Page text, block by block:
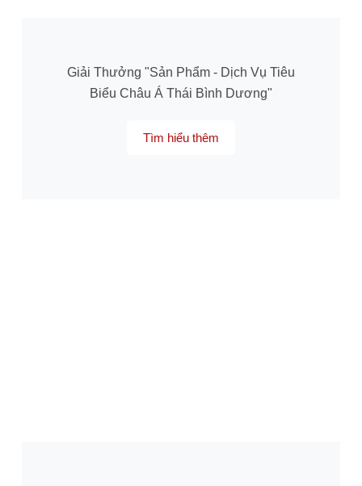
Giải Thưởng "Sản Phẩm - Dịch Vụ Tiêu
Biểu Châu Á Thái Bình Dương"
Tìm hiểu thêm